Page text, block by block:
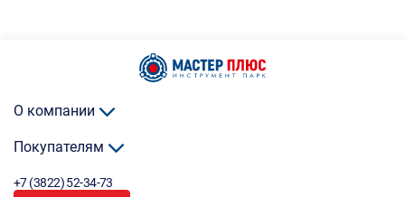
О компании
Покупателям
+7 (3822) 52-34-73